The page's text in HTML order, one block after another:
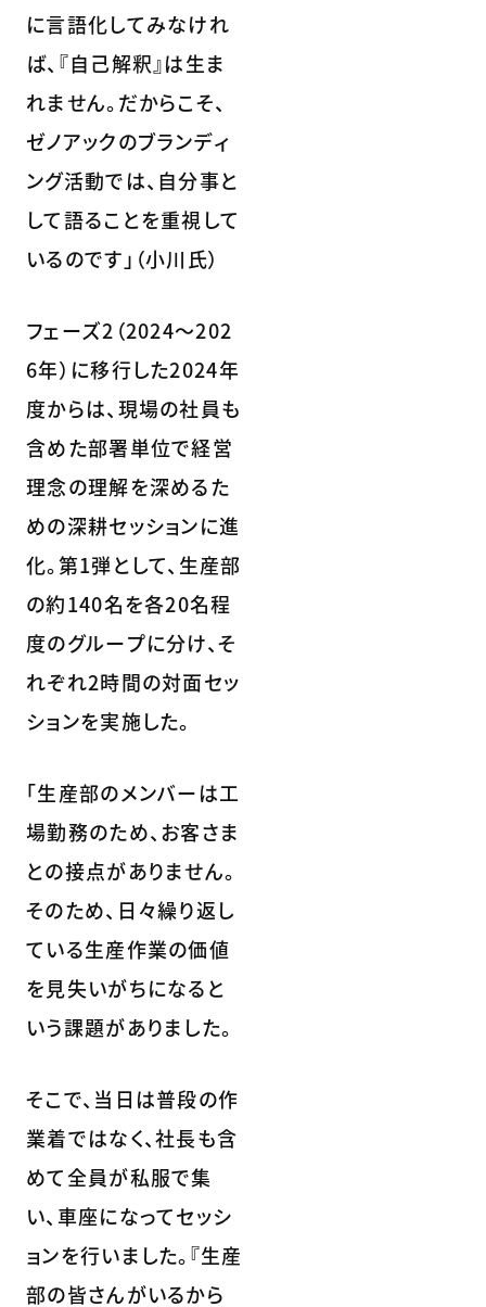
に言語化してみなけれ
ば、『自己解釈』は生ま
れません。だからこそ、
ゼノアックのブランディ
ング活動では、自分事と
して語ることを重視して
いるのです」（小川氏）
フェーズ2（2024〜202
6年）に移行した2024年
度からは、現場の社員も
含めた部署単位で経営
理念の理解を深めるた
めの深耕セッションに進
化。第1弾として、生産部
の約140名を各20名程
度のグループに分け、そ
れぞれ2時間の対面セッ
ションを実施した。
「生産部のメンバーは工
場勤務のため、お客さま
との接点がありません。
そのため、日々繰り返し
ている生産作業の価値
を見失いがちになると
いう課題がありました。
そこで、当日は普段の作
業着ではなく、社長も含
めて全員が私服で集
い、車座になってセッシ
ョンを行いました。『生産
部の皆さんがいるから